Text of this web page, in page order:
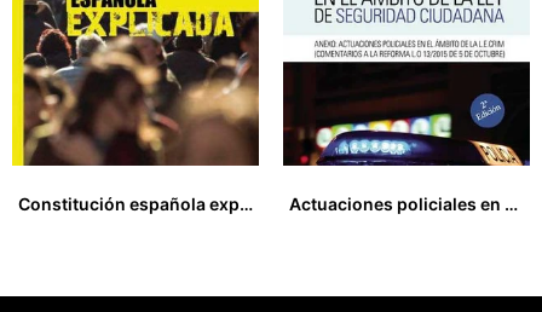
Constitución española explicada
Actuaciones policiales en el ámbito de la ley de seguridad ciudadana